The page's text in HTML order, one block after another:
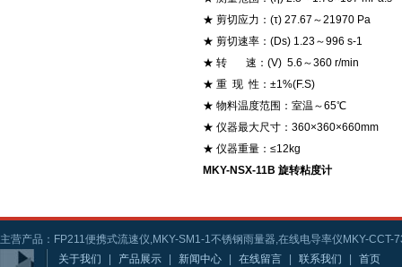
★ 剪切应力：(τ) 27.67～21970 Pa
★ 剪切速率：(Ds) 1.23～996 s-1
★ 转 速：(V) 5.6～360 r/min
★ 重 现 性：±1%(F.S)
★ 物料温度范围：室温～65℃
★ 仪器最大尺寸：360×360×660mm
★ 仪器重量：≤12kg
MKY-NSX-11B 旋转粘度计
主营产品：FP211便携式流速仪,MKY-SM1-1不锈钢雨量器,在线电导率仪MKY-CCT-
关于我们
产品展示 新闻中心 在线留言 联系我们
首页